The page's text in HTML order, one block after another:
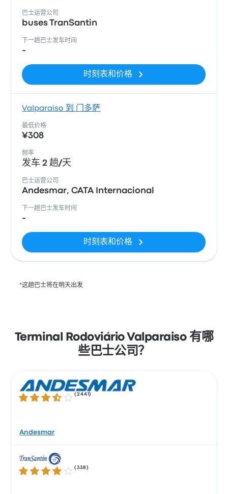
巴士运营公司
buses TranSantin
下一趟巴士发车时间
-
时刻表和价格
Valparaiso 到 门多萨
最低价格
¥308
频率
发车 2 趟/天
巴士运营公司
Andesmar, CATA Internacional
下一趟巴士发车时间
-
时刻表和价格
*这趟巴士将在明天出发
Terminal Rodoviário Valparaiso 有哪
些巴士公司？
3.7 / 5 星 (2441 )
Andesmar
4.1 / 5 星 (338 )